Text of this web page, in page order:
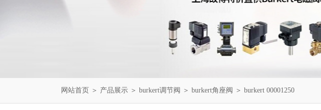
网站首页 ＞ 产品展示 ＞ burkert调节阀 ＞ burkert角座阀 ＞ burkert 00001250